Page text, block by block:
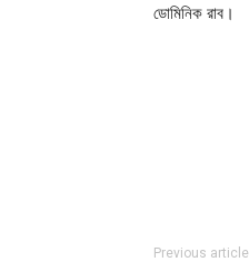
ডোমিনিক রাব।
Previous article